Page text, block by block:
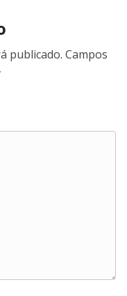
publicado. Campos